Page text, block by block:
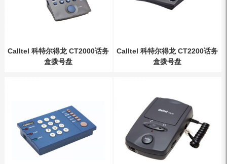
Calltel 科特尔得龙 CT2000话务
盒拨号盘
Calltel 科特尔得龙 CT2200话务
盒拨号盘